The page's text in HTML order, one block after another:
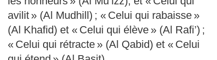
avilit » (Al Mudhill) ; « Celui qui rabaisse »
(Al Khafid) et « Celui qui élève » (Al Rafi’) ;
« Celui qui rétracte » (Al Qabid) et « Celui